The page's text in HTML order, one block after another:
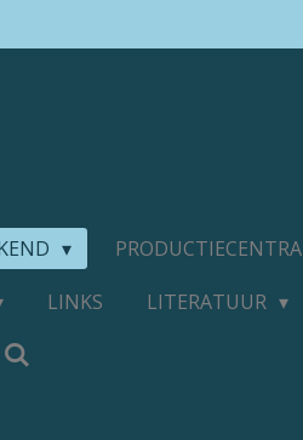
PRODUCTIECENTRA
LINKS
LITERATUUR